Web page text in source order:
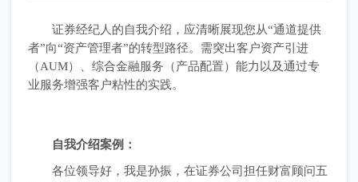
证券经纪人的自我介绍，应清晰展现您从“通道提供
者”向“资产管理者”的转型路径。需突出客户资产引进
（AUM）、综合金融服务（产品配置）能力以及通过专
业服务增强客户粘性的实践。
自我介绍案例：
各位领导好，我是孙振，在证券公司担任财富顾问五